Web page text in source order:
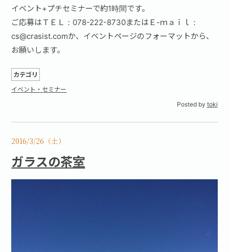
イベント+プチセミナーで約1時間です。
ご応募はＴＥＬ：078-222-8730またはＥ-ｍａｉｌ：
cs@crasist.comか、イベントページのフォーマットから、
お願いします。
カテゴリ
イベント・セミナー
Posted by toki
2016/3/26（土）
ガラスの茶室